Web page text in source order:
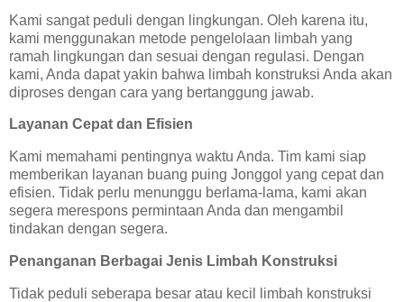
Kami sangat peduli dengan lingkungan. Oleh karena itu,
kami menggunakan metode pengelolaan limbah yang
ramah lingkungan dan sesuai dengan regulasi. Dengan
kami, Anda dapat yakin bahwa limbah konstruksi Anda akan
diproses dengan cara yang bertanggung jawab.
Layanan Cepat dan Efisien
Kami memahami pentingnya waktu Anda. Tim kami siap
memberikan layanan buang puing Jonggol yang cepat dan
efisien. Tidak perlu menunggu berlama-lama, kami akan
segera merespons permintaan Anda dan mengambil
tindakan dengan segera.
Penanganan Berbagai Jenis Limbah Konstruksi
Tidak peduli seberapa besar atau kecil limbah konstruksi